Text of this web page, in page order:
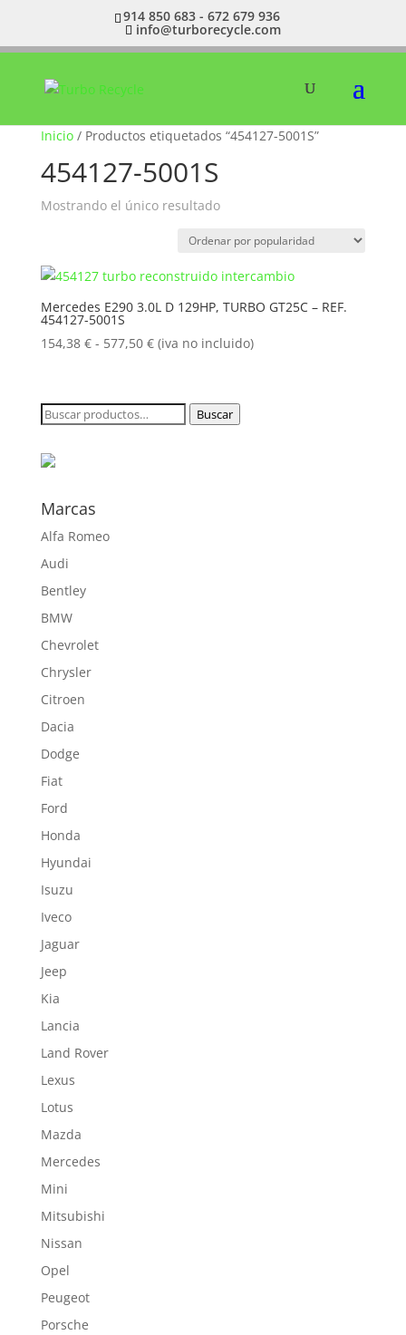
914 850 683 - 672 679 936
info@turborecycle.com
Inicio/ Productos etiquetados “454127-5001S”
454127-5001S
Mostrando el único resultado
Mercedes E290 3.0L D 129HP, TURBO GT25C – REF.
454127-5001S
154,38 € - 577,50 €Rango
desde
154,38 €
(iva no incluido)
Buscar
Buscar
Marcas
Alfa Romeo
Audi
Bentley
BMW
Chevrolet
Chrysler
Citroen
Dacia
Dodge
Fiat
Ford
Honda
Hyundai
Isuzu
Iveco
Jaguar
Jeep
Kia
Lancia
Land Rover
Lexus
Lotus
Mazda
Mercedes
Mini
Mitsubishi
Nissan
Opel
Peugeot
Porsche